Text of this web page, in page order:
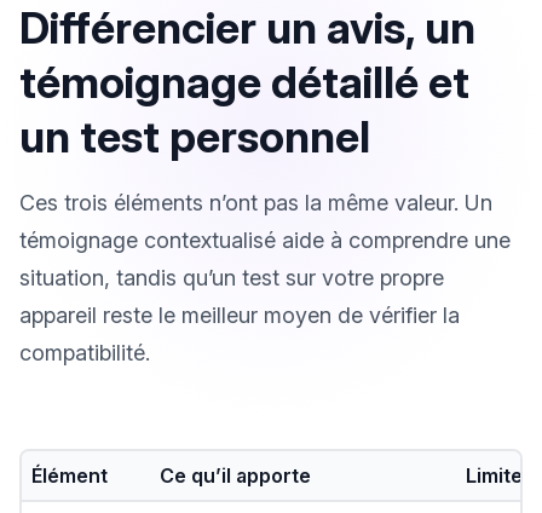
Différencier un avis, un
témoignage détaillé et
un test personnel
Ces trois éléments n’ont pas la même valeur. Un
témoignage contextualisé aide à comprendre une
situation, tandis qu’un test sur votre propre
appareil reste le meilleur moyen de vérifier la
compatibilité.
Élément Ce qu’il apporte Limite